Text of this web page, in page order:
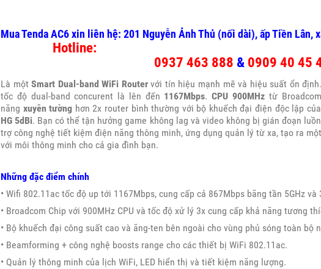
Mua Tenda AC6 xin liên hệ: 201 Nguyễn Ảnh Thủ (nối dài), ấp Tiền Lân,
Hotline:
0937 463 888 &0909 40 45
Là mộtSmart Dual-band WiFi Routervới tín hiệu mạnh mẽ và hiệu suất ổn
tốc độ dual-band concurent là lên đến 1167Mbps.CPU 900MHztừ
năng xuyên tường hơn 2x router bình thường với bộ khuếch đại điện độc lập
HG 5dBi. Bạn có thể tận hưởng game không lag và video không bị gián đoạn
trợ công nghệ tiết kiệm điện năng thông minh, ứng dụng quản lý từ xa, tạo ra
với môi thông minh cho cả gia đình bạn.
Những đặc điểm chính
• Wifi 802.11ac tốc độ up tới 1167Mbps, cung cấp cả 867Mbps băng tần 5GHz và
• Broadcom Chip với 900MHz CPU và tốc độ xử lý 3x cung cấp khả năng tương
• Bộ khuếch đại công suất cao và ăng-ten bên ngoài cho vùng phủ sóng toàn bộ
• Beamforming + công nghệ boosts range cho các thiết bị WiFi 802.11ac.
• Quản lý thông minh của lịch WiFi, LED hiển thị và tiết kiệm năng lượng.